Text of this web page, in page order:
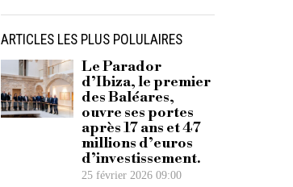
ARTICLES LES PLUS POLULAIRES
Le Parador
d’Ibiza, le premier
des Baléares,
ouvre ses portes
après 17 ans et 47
millions d’euros
d’investissement.
25 février 2026 09:00